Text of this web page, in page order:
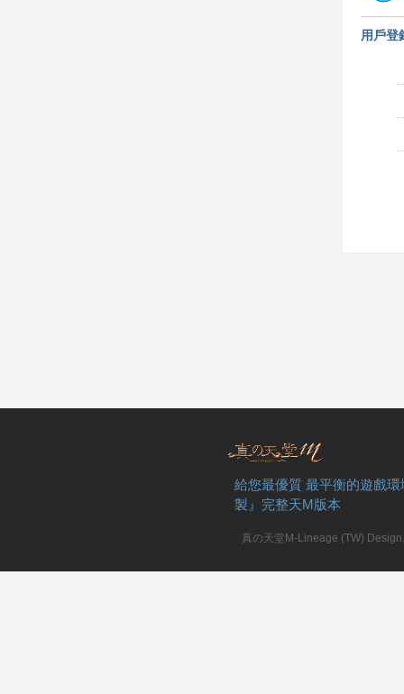
用戶登
給您最優質 最平衡的遊戲
製』完整天M版本
真の天堂M-Lineage (TW)